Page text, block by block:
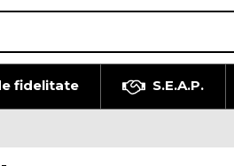
fidelitate S.E.A.P.